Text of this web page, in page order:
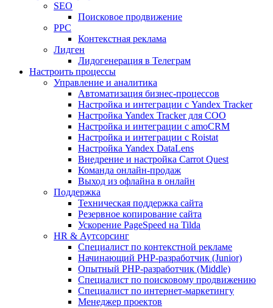
SEO
Поисковое продвижение
PPC
Контекстная реклама
Лидген
Лидогенерация в Телеграм
Настроить процессы
Управление и аналитика
Автоматизация бизнес-процессов
Настройка и интеграции с Yandex Tracker
Настройка Yandex Tracker для СОО
Настройка и интеграции с amoCRM
Настройка и интеграции с Roistat
Настройка Yandex DataLens
Внедрение и настройка Carrot Quest
Команда онлайн-продаж
Выход из офлайна в онлайн
Поддержка
Техническая поддержка сайта
Резервное копирование сайта
Ускорение PageSpeed на Tilda
HR & Аутсорсинг
Специалист по контекстной рекламе
Начинающий PHP-разработчик (Junior)
Опытный PHP-разработчик (Middle)
Специалист по поисковому продвижению
Специалист по интернет-маркетингу
Менеджер проектов